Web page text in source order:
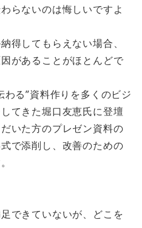
らないのは悔しいですよ
得してもらえない場合、
があることがほとんどで
る”資料作りを多くのビジ
てきた堀口友恵氏に登壇
いた方のプレゼン資料の
で添削し、改善のための
できていないが、どこを